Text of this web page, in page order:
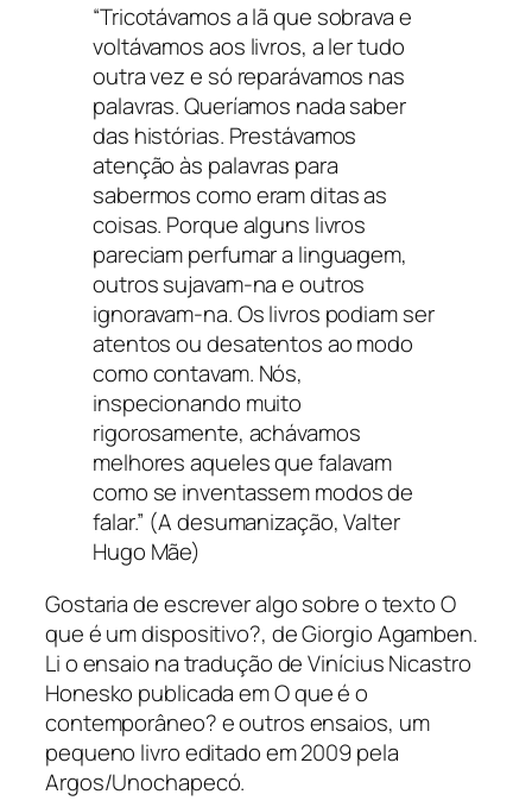
“Tricotávamos a lã que sobrava e
voltávamos aos livros, a ler tudo
outra vez e só reparávamos nas
palavras. Queríamos nada saber
das histórias. Prestávamos
atenção às palavras para
sabermos como eram ditas as
coisas. Porque alguns livros
pareciam perfumar a linguagem,
outros sujavam-na e outros
ignoravam-na. Os livros podiam ser
atentos ou desatentos ao modo
como contavam. Nós,
inspecionando muito
rigorosamente, achávamos
melhores aqueles que falavam
como se inventassem modos de
falar.” (A desumanização, Valter
Hugo Mãe)
Gostaria de escrever algo sobre o textoO
que é um dispositivo?, de Giorgio Agamben.
Li o ensaio na tradução de Vinícius Nicastro
Honesko publicada emO que é o
contemporâneo? e outros ensaios, um
pequeno livro editado em 2009 pela
Argos/Unochapecó.